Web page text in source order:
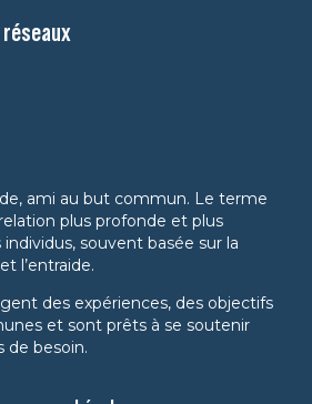
ami au but commun. Le terme
plus profonde et plus
souvent basée sur la
l’entraide.
des expériences, des objectifs
et sont prêts à se soutenir
de besoin.